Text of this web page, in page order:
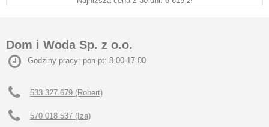
Dom i Woda Sp. z o.o.
Godziny pracy: pon-pt: 8.00-17.00
533 327 679 (Robert)
570 018 537 (Iza)